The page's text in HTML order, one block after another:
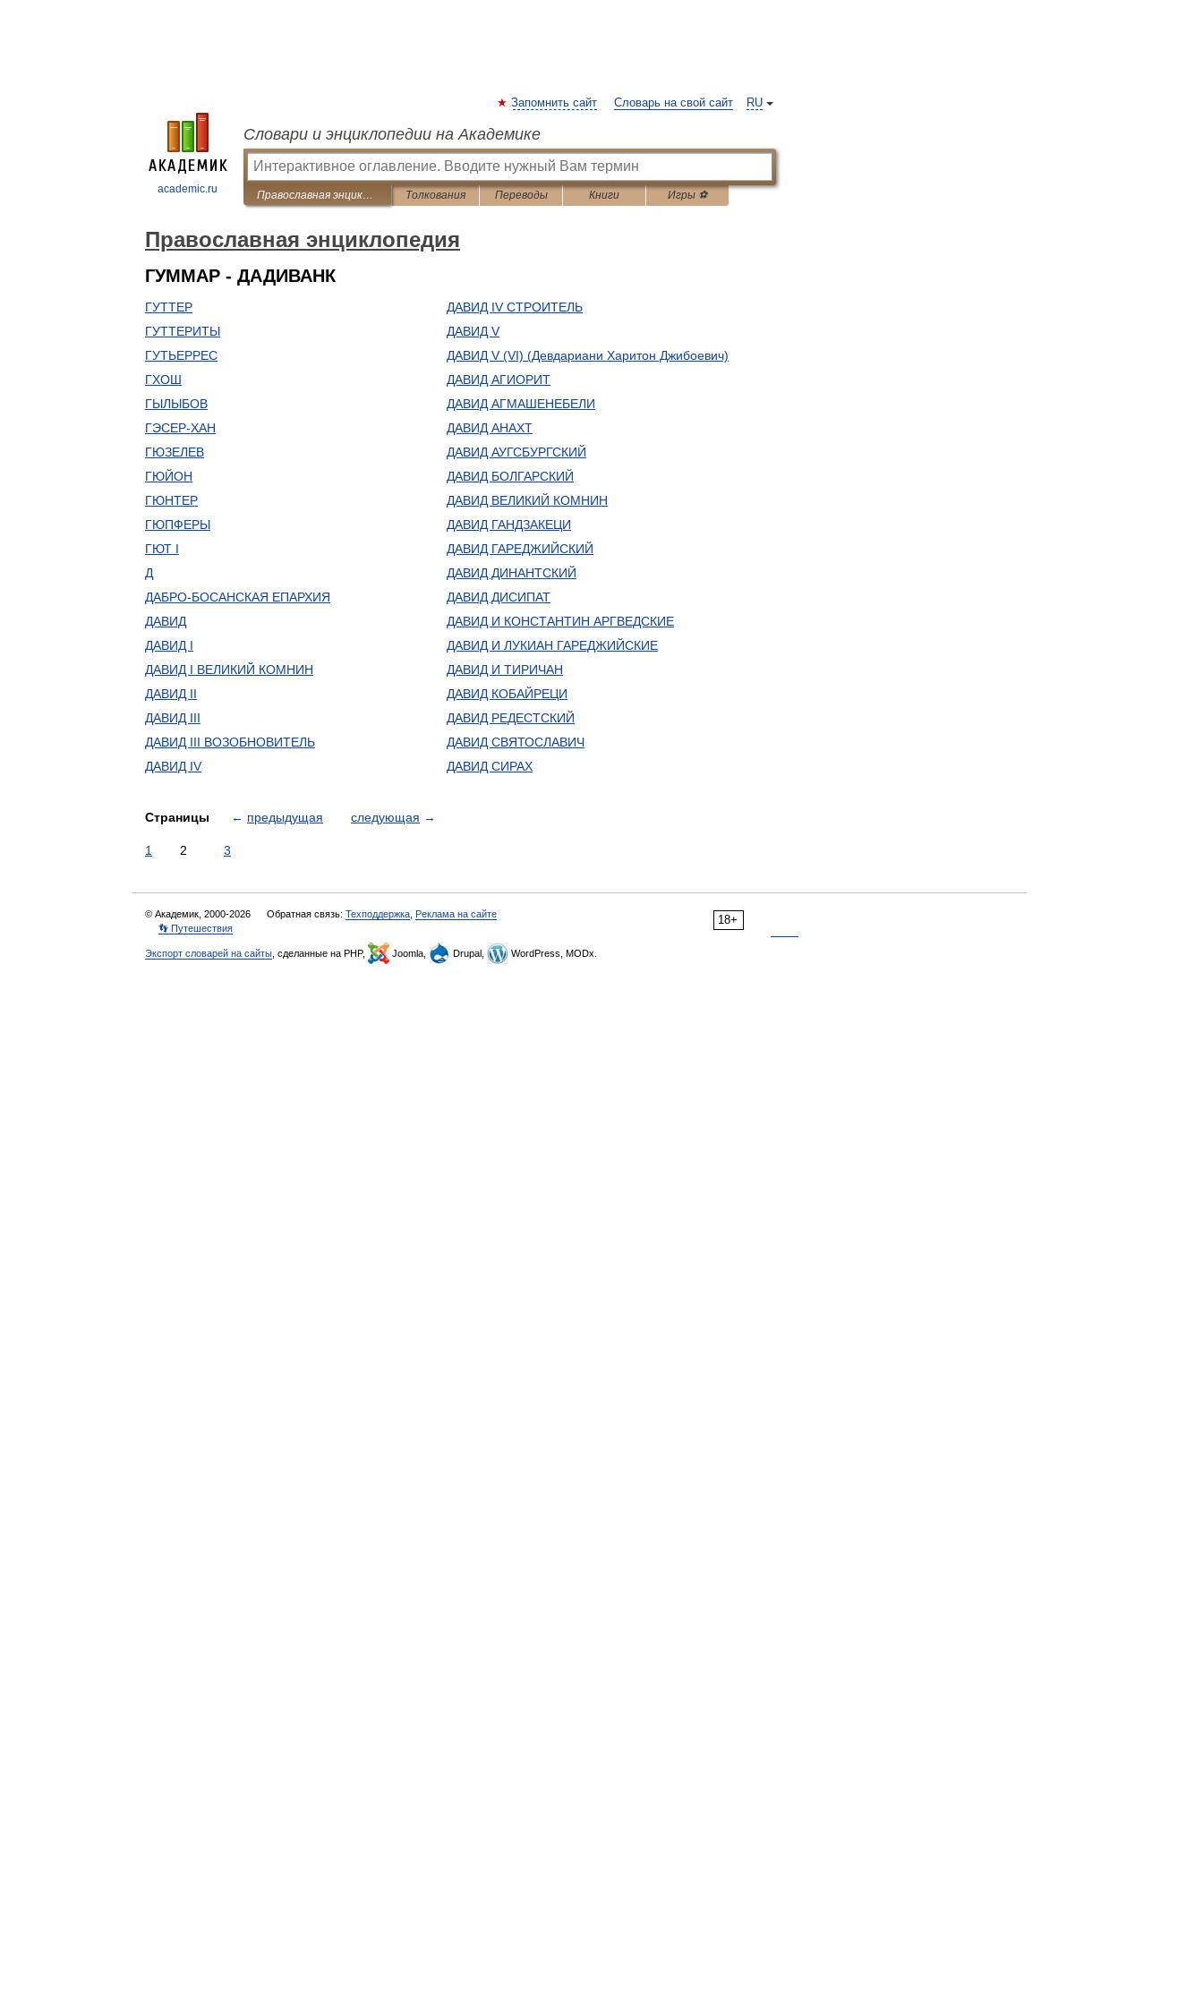
academic.ru
RU
Запомнить сайт Словарь на свой сайт
Словари и энциклопедии на Академике
Православная энциклопедия Толкования Переводы Книги Игры ⚽
Православная энциклопедия
ГУММАР - ДАДИВАНК
ГУТТЕР
ГУТТЕРИТЫ
ГУТЬЕРРЕС
ГХОШ
ГЫЛЫБОВ
ГЭСЕР-ХАН
ГЮЗЕЛЕВ
ГЮЙОН
ГЮНТЕР
ГЮПФЕРЫ
ГЮТ I
Д
ДАБРО-БОСАНСКАЯ ЕПАРХИЯ
ДАВИД
ДАВИД I
ДАВИД I ВЕЛИКИЙ КОМНИН
ДАВИД II
ДАВИД III
ДАВИД III ВОЗОБНОВИТЕЛЬ
ДАВИД IV
ДАВИД IV СТРОИТЕЛЬ
ДАВИД V
ДАВИД V (VI) (Девдариани Харитон Джибоевич)
ДАВИД АГИОРИТ
ДАВИД АГМАШЕНЕБЕЛИ
ДАВИД АНАХТ
ДАВИД АУГСБУРГСКИЙ
ДАВИД БОЛГАРСКИЙ
ДАВИД ВЕЛИКИЙ КОМНИН
ДАВИД ГАНДЗАКЕЦИ
ДАВИД ГАРЕДЖИЙСКИЙ
ДАВИД ДИНАНТСКИЙ
ДАВИД ДИСИПАТ
ДАВИД И КОНСТАНТИН АРГВЕДСКИЕ
ДАВИД И ЛУКИАН ГАРЕДЖИЙСКИЕ
ДАВИД И ТИРИЧАН
ДАВИД КОБАЙРЕЦИ
ДАВИД РЕДЕСТСКИЙ
ДАВИД СВЯТОСЛАВИЧ
ДАВИД СИРАХ
Страницы ← предыдущая следующая →
1 2 3
18+
© Академик, 2000-2026 Обратная связь: Техподдержка Реклама на сайте
👣 Путешествия
Экспорт словарей на сайты , сделанные на PHP, Joomla, Drupal, WordPress, MODx.